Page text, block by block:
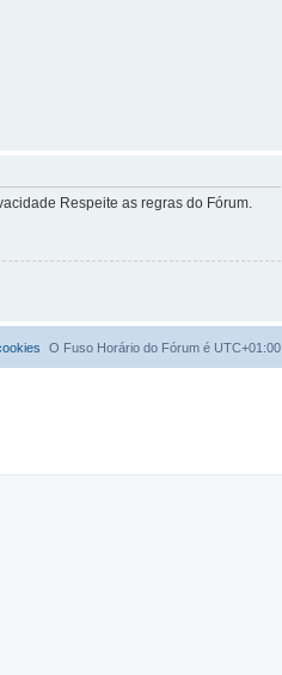
Respeite as regras do Fórum.
O Fuso Horário do Fórum é UTC+01:00